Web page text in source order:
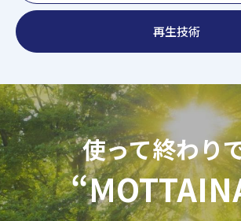
再生技術
使って終わり